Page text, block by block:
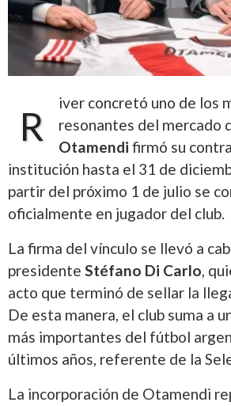
R
iver concretó uno de los
resonantes del mercado
Otamendi firmó su
institución hasta el 31 de
partir del próximo 1 de julio se
oficialmente en jugador del club.
La firma del vínculo se llevó a
presidente Stéfano Di Carlo,
acto que terminó de sellar la
De esta manera, el club suma a
más importantes del fútbol
últimos años, referente de la
La incorporación de Otamendi